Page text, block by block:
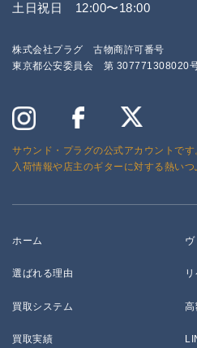
土日祝日 12:00〜18:00
株式会社プラグ 古物商許可番号
東京都公安委員会 第 307771308020
サウンド・プラグの公式アカウントです
入荷情報や店主のギターに対する熱いつ
ホーム
選ばれる理由
買取システム
買取実績
高